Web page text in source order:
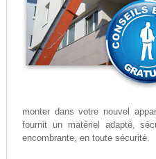
monter dans votre nouvel
fournit un matériel adapté,
encombrante, en toute sécurité.